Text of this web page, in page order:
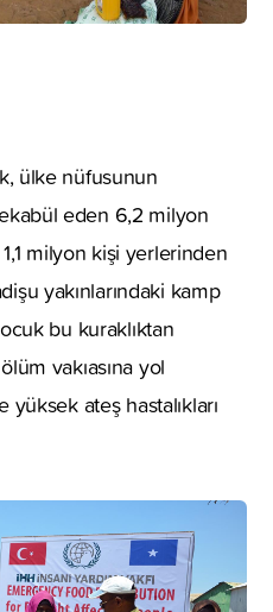
ülke nüfusunun
eden 6,2 milyon
milyon kişi yerlerinden
yakınlarındaki kamp
bu kuraklıktan
vakıasına yol
ateş hastalıkları